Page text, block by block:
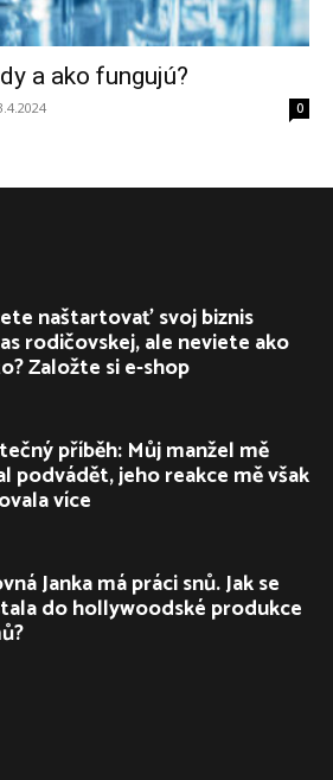
a ako fungujú?
0
naštartovať svoj biznis
rodičovskej, ale neviete ako
Založte si e-shop
příběh: Můj manžel mě
podvádět, jeho reakce mě však
více
Janka má práci snů. Jak se
do hollywoodské produkce